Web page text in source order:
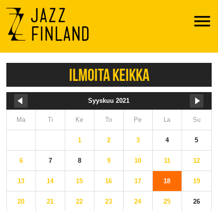
Menu
ILMOITA KEIKKA
Syyskuu 2021
Ma Ti Ke To Pe La Su
1 2 3 4 5
6 7 8 9 10 11 12
13 14 15 16 17 18 19
20 21 22 23 24 25 26